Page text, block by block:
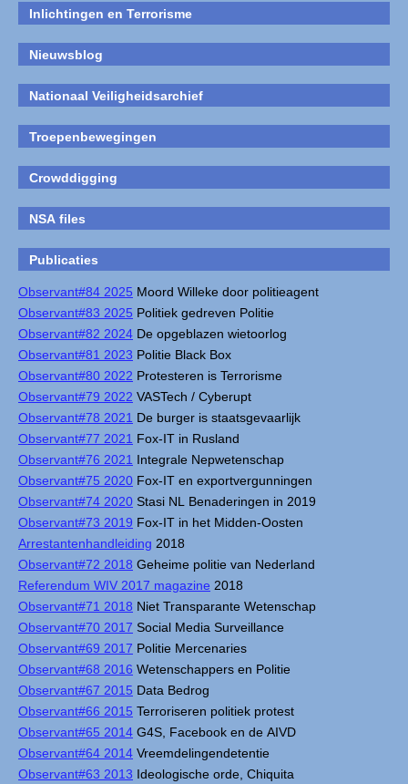
Inlichtingen en Terrorisme
Nieuwsblog
Nationaal Veiligheidsarchief
Troepenbewegingen
Crowddigging
NSA files
Publicaties
Observant#84 2025 Moord Willeke door politieagent
Observant#83 2025 Politiek gedreven Politie
Observant#82 2024 De opgeblazen wietoorlog
Observant#81 2023 Politie Black Box
Observant#80 2022 Protesteren is Terrorisme
Observant#79 2022 VASTech / Cyberupt
Observant#78 2021 De burger is staatsgevaarlijk
Observant#77 2021 Fox-IT in Rusland
Observant#76 2021 Integrale Nepwetenschap
Observant#75 2020 Fox-IT en exportvergunningen
Observant#74 2020 Stasi NL Benaderingen in 2019
Observant#73 2019 Fox-IT in het Midden-Oosten
Arrestantenhandleiding 2018
Observant#72 2018 Geheime politie van Nederland
Referendum WIV 2017 magazine 2018
Observant#71 2018 Niet Transparante Wetenschap
Observant#70 2017 Social Media Surveillance
Observant#69 2017 Politie Mercenaries
Observant#68 2016 Wetenschappers en Politie
Observant#67 2015 Data Bedrog
Observant#66 2015 Terroriseren politiek protest
Observant#65 2014 G4S, Facebook en de AIVD
Observant#64 2014 Vreemdelingendetentie
Observant#63 2013 Ideologische orde, Chiquita